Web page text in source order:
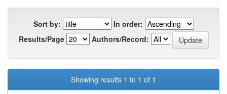
Sort by:
In order:
Results/Page
Authors/Record:
Showing results 1 to 1 of 1